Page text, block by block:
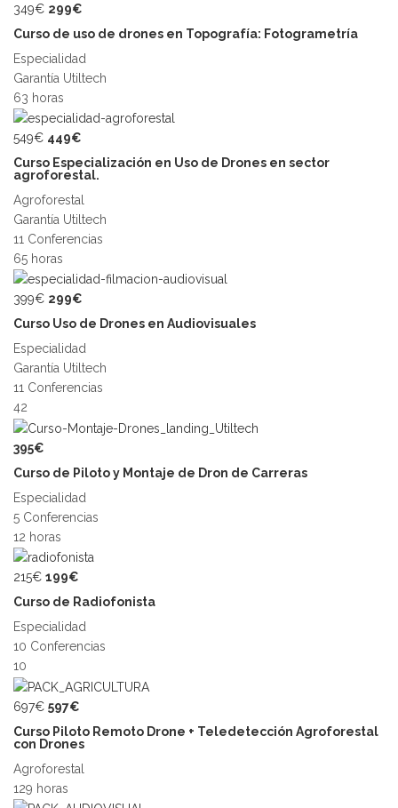
349€ 299€
Curso de uso de drones en Topografía: Fotogrametría
Especialidad
Garantía Utiltech
63 horas
549€ 449€
Curso Especialización en Uso de Drones en sector
agroforestal.
Agroforestal
Garantía Utiltech
11 Conferencias
65 horas
399€ 299€
Curso Uso de Drones en Audiovisuales
Especialidad
Garantía Utiltech
11 Conferencias
42
395€
Curso de Piloto y Montaje de Dron de Carreras
Especialidad
5 Conferencias
12 horas
215€ 199€
Curso de Radiofonista
Especialidad
10 Conferencias
10
697€ 597€
Curso Piloto Remoto Drone + Teledetección Agroforestal
con Drones
Agroforestal
129 horas